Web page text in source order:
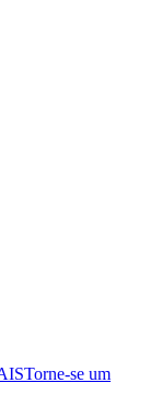
Torne-se um